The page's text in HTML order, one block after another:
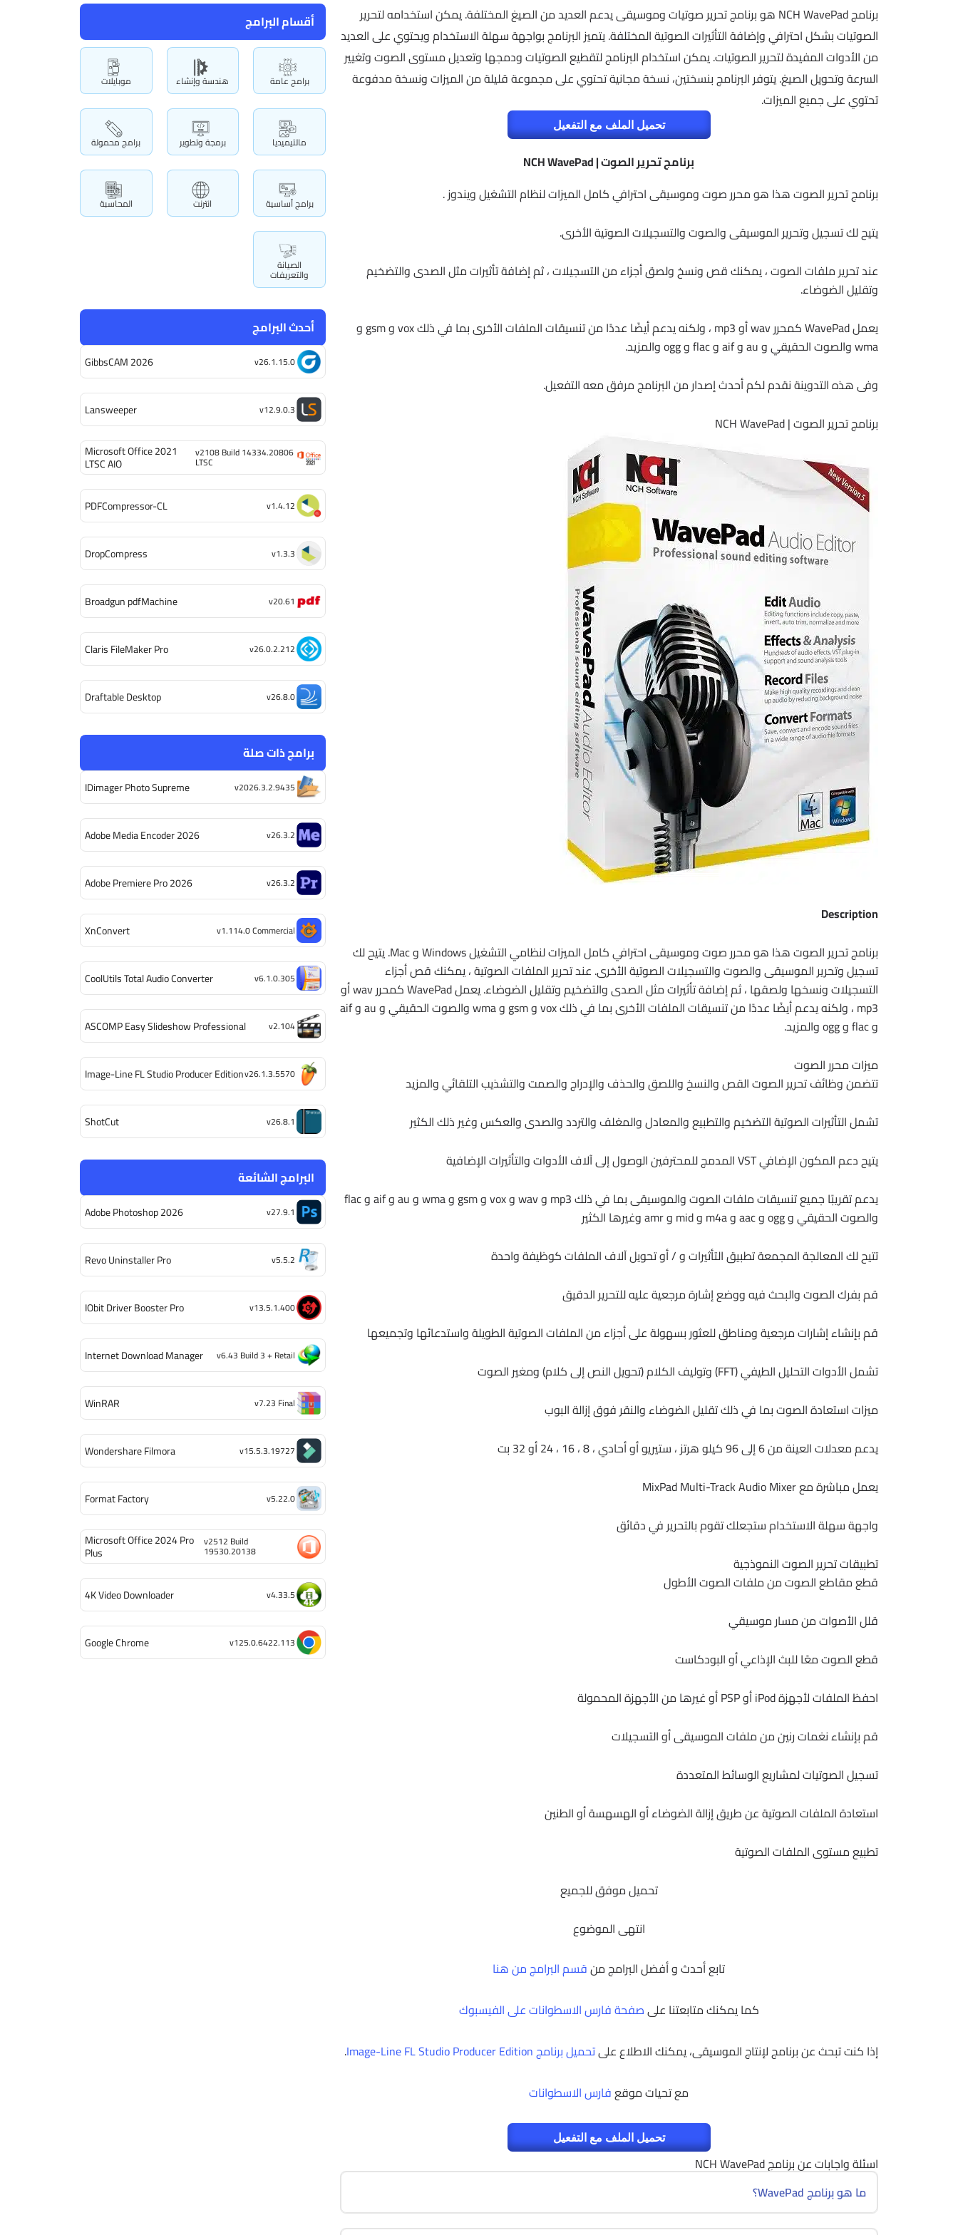
أقسام البرامج
برامج عامة هندسة وإنشاء موبايلات
مالتيميديا برمجة وتطوير برامج محمولة
برامج أساسية انترنت المحاسبة
الصيانة
والتعريفات
أحدث البرامج
GibbsCAM 2026 v26.1.15.0
Lansweeper v12.9.0.3
Microsoft Office 2021
LTSC AIO
v2108 Build 14334.20806
LTSC
PDFCompressor-CL v1.4.12
DropCompress v1.3.3
Broadgun pdfMachine v20.61
Claris FileMaker Pro v26.0.2.212
Draftable Desktop v26.8.0
برامج ذات صلة
IDimager Photo Supreme v2026.3.2.9435
Adobe Media Encoder 2026 v26.3.2
Adobe Premiere Pro 2026 v26.3.2
XnConvert v1.114.0 Commercial
CoolUtils Total Audio Converter v6.1.0.305
ASCOMP Easy Slideshow Professional v2.104
Image-Line FL Studio Producer Editionv26.1.3.5570
ShotCut v26.8.1
البرامج الشائعة
Adobe Photoshop 2026 v27.9.1
Revo Uninstaller Pro v5.5.2
IObit Driver Booster Pro v13.5.1.400
Internet Download Manager v6.43 Build 3 + Retail
WinRAR v7.23 Final
Wondershare Filmora v15.5.3.19727
Format Factory v5.22.0
Microsoft Office 2024 Pro
Plus
v2512 Build
19530.20138
4K Video Downloader v4.33.5
Google Chrome v125.0.6422.113
برنامج NCH WavePad هو برنامج تحرير صوتيات وموسيقى يدعم العديد من الصيغ المختلفة. يمكن استخدامه لتحرير
الصوتيات بشكل احترافي وإضافة التأثيرات الصوتية المختلفة. يتميز البرنامج بواجهة سهلة الاستخدام ويحتوي على العديد
من الأدوات المفيدة لتحرير الصوتيات. يمكن استخدام البرنامج لتقطيع الصوتيات ودمجها وتعديل مستوى الصوت وتغيير
السرعة وتحويل الصيغ. يتوفر البرنامج بنسختين، نسخة مجانية تحتوي على مجموعة قليلة من الميزات ونسخة مدفوعة
تحتوي على جميع الميزات.
تحميل الملف مع التفعيل
برنامج تحرير الصوت | NCH WavePad
برنامج تحرير الصوت هذا هو محرر صوت وموسيقى احترافي كامل الميزات لنظام التشغيل ويندوز .
يتيح لك تسجيل وتحرير الموسيقى والصوت والتسجيلات الصوتية الأخرى.
عند تحرير ملفات الصوت ، يمكنك قص ونسخ ولصق أجزاء من التسجيلات ، ثم إضافة تأثيرات مثل الصدى والتضخيم
وتقليل الضوضاء.
يعمل WavePad كمحرر wav أو mp3 ، ولكنه يدعم أيضًا عددًا من تنسيقات الملفات الأخرى بما في ذلك vox و gsm و
wma والصوت الحقيقي و au و aif و flac و ogg والمزيد.
وفى هذه التدوينة نقدم لكم أحدث إصدار من البرنامج مرفق معه التفعيل.
برنامج تحرير الصوت | NCH WavePad
Description
برنامج تحرير الصوت هذا هو محرر صوت وموسيقى احترافي كامل الميزات لنظامي التشغيل Windows و Mac. يتيح لك
تسجيل وتحرير الموسيقى والصوت والتسجيلات الصوتية الأخرى. عند تحرير الملفات الصوتية ، يمكنك قص أجزاء
التسجيلات ونسخها ولصقها ، ثم إضافة تأثيرات مثل الصدى والتضخيم وتقليل الضوضاء. يعمل WavePad كمحرر wav أو
mp3 ، ولكنه يدعم أيضًا عددًا من تنسيقات الملفات الأخرى بما في ذلك vox و gsm و wma والصوت الحقيقي و au و aif
و flac و ogg والمزيد.
ميزات محرر الصوت
تتضمن وظائف تحرير الصوت القص والنسخ واللصق والحذف والإدراج والصمت والتشذيب التلقائي والمزيد
تشمل التأثيرات الصوتية التضخيم والتطبيع والمعادل والمغلف والتردد والصدى والعكس وغير ذلك الكثير
يتيح دعم المكون الإضافي VST المدمج للمحترفين الوصول إلى آلاف الأدوات والتأثيرات الإضافية
يدعم تقريبًا جميع تنسيقات ملفات الصوت والموسيقى بما في ذلك mp3 و wav و vox و gsm و wma و au و aif و flac
والصوت الحقيقي و ogg و aac و m4a و mid و amr وغيرها الكثير
تتيح لك المعالجة المجمعة تطبيق التأثيرات و / أو تحويل آلاف الملفات كوظيفة واحدة
قم بفرك الصوت والبحث فيه ووضع إشارة مرجعية عليه للتحرير الدقيق
قم بإنشاء إشارات مرجعية ومناطق للعثور بسهولة على أجزاء من الملفات الصوتية الطويلة واستدعائها وتجميعها
تشمل الأدوات التحليل الطيفي (FFT) وتوليف الكلام (تحويل النص إلى كلام) ومغير الصوت
ميزات استعادة الصوت بما في ذلك تقليل الضوضاء والنقر فوق إزالة البوب
يدعم معدلات العينة من 6 إلى 96 كيلو هرتز ، ستيريو أو أحادي ، 8 ، 16 ، 24 أو 32 بت
يعمل مباشرة مع MixPad Multi-Track Audio Mixer
واجهة سهلة الاستخدام ستجعلك تقوم بالتحرير في دقائق
تطبيقات تحرير الصوت النموذجية
قطع مقاطع الصوت من ملفات الصوت الأطول
قلل الأصوات من مسار موسيقي
قطع الصوت معًا للبث الإذاعي أو البودكاست
احفظ الملفات لأجهزة iPod أو PSP أو غيرها من الأجهزة المحمولة
قم بإنشاء نغمات رنين من ملفات الموسيقى أو التسجيلات
تسجيل الصوتيات لمشاريع الوسائط المتعددة
استعادة الملفات الصوتية عن طريق إزالة الضوضاء أو الهسهسة أو الطنين
تطبيع مستوى الملفات الصوتية
تحميل موفق للجميع
انتهى الموضوع
تابع أحدث و أفضل البرامج منقسم البرامج من هنا
كما يمكنك متابعتنا علىصفحة فارس الاسطوانات على الفيسبوك
إذا كنت تبحث عن برنامج لإنتاج الموسيقى، يمكنك الاطلاع علىتحميل برنامج Image-Line FL Studio Producer Edition
.
مع تحيات موقعفارس الاسطوانات
تحميل الملف مع التفعيل
اسئلة واجابات عن برنامج NCH WavePad
ما هو برنامج WavePad؟